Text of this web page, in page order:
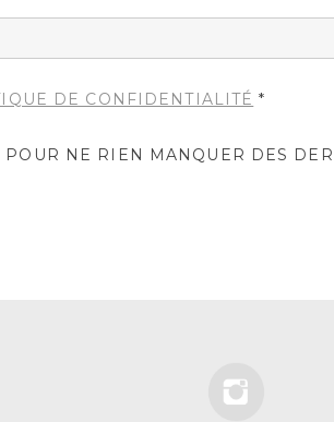
DE CONFIDENTIALITÉ *
NE RIEN MANQUER DES